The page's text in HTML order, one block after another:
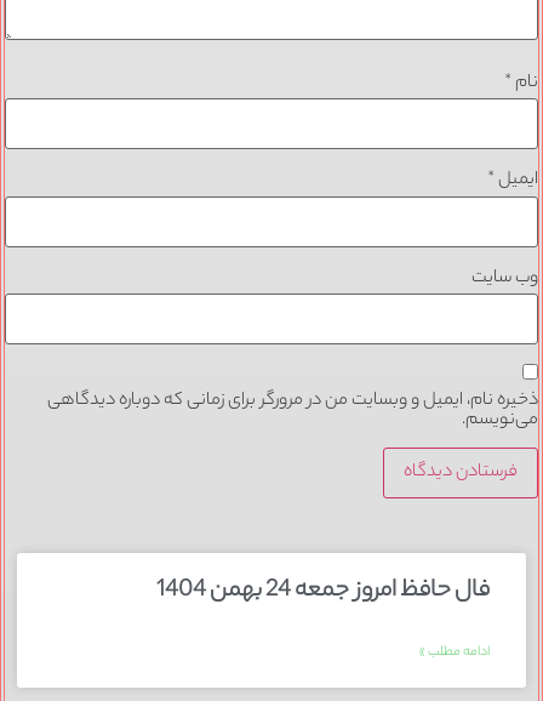
*
*
نام، ایمیل و وبسایت من در مرورگر برای زمانی که دوباره دیدگاهی
فال حافظ امروز جمعه 24 بهمن 1404
ادامه مطلب »